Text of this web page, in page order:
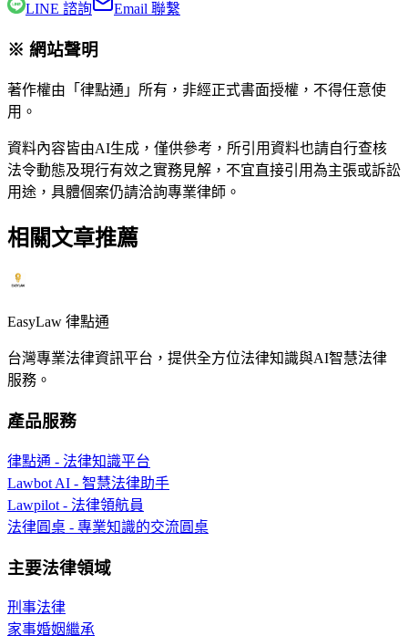
LINE 諮詢 Email 聯繫
※ 網站聲明
著作權由「律點通」所有，非經正式書面授權，不得任意使
用。
資料內容皆由AI生成，僅供參考，所引用資料也請自行查核
法令動態及現行有效之實務見解，不宜直接引用為主張或訴訟
用途，具體個案仍請洽詢專業律師。
相關文章推薦
EasyLaw 律點通
台灣專業法律資訊平台，提供全方位法律知識與AI智慧法律
服務。
產品服務
律點通 - 法律知識平台
Lawbot AI - 智慧法律助手
Lawpilot - 法律領航員
法律圓桌 - 專業知識的交流圓桌
主要法律領域
刑事法律
家事婚姻繼承